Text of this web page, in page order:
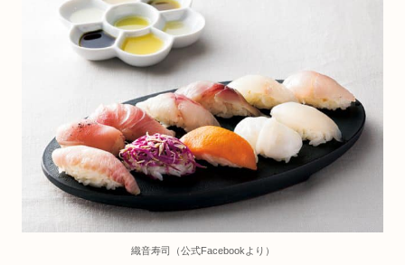
織音寿司（公式Facebookより）